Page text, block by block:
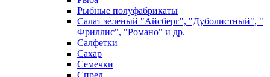
Рыбные полуфабрикаты
Салат зеленый "Айсберг", "Дуболистный", "
Фриллис", "Романо" и др.
Салфетки
Сахар
Семечки
Спред